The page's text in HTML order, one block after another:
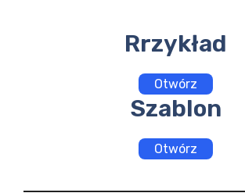
Rrzykład
Otwórz
Szablon
Otwórz